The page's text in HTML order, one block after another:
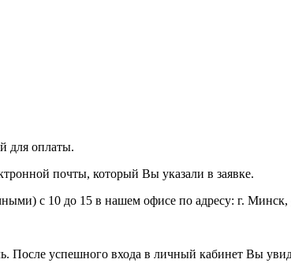
для оплаты.
почты, который Вы указали в заявке.
с 10 до 15 в нашем офисе по адресу: г.
После успешного входа в личный кабинет Вы